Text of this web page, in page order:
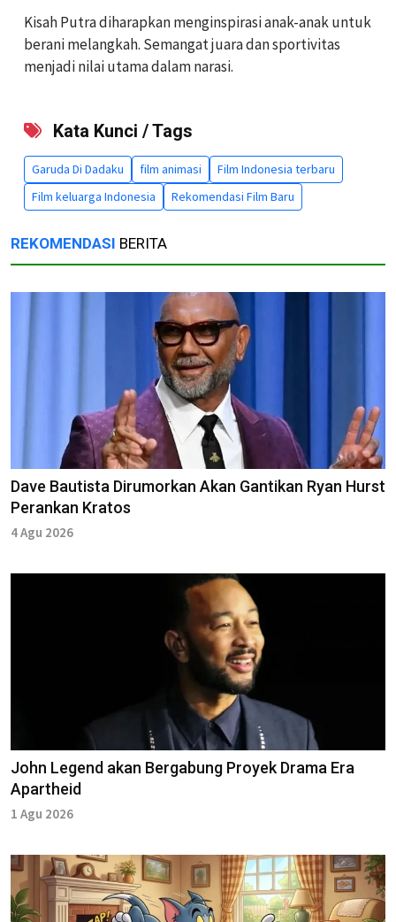
Kisah Putra diharapkan menginspirasi anak-anak untuk
berani melangkah. Semangat juara dan sportivitas
menjadi nilai utama dalam narasi.
Kata Kunci / Tags
Garuda Di Dadaku film animasi
Film Indonesia terbaru
Film keluarga Indonesia
Rekomendasi Film Baru
REKOMENDASI BERITA
Dave Bautista Dirumorkan Akan Gantikan Ryan Hurst
Perankan Kratos
4 Agu 2026
John Legend akan Bergabung Proyek Drama Era
Apartheid
1 Agu 2026